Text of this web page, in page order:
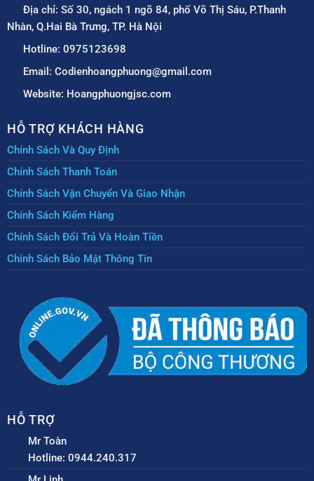
Địa chỉ: Số 30, ngách 1 ngõ 84, phố Võ Thị Sáu, P.Thanh
Nhàn, Q.Hai Bà Trưng, TP. Hà Nội
Hotline: 0975123698
Email: Codienhoangphuong@gmail.com
Website: Hoangphuongjsc.com
HỖ TRỢ KHÁCH HÀNG
Chính Sách Và Quy Định
Chính Sách Thanh Toán
Chính Sách Vận Chuyển Và Giao Nhận
Chính Sách Kiểm Hàng
Chính Sách Đổi Trả Và Hoàn Tiền
Chính Sách Bảo Mật Thông Tin
HỖ TRỢ
Mr Toàn
Hotline: 0944.240.317